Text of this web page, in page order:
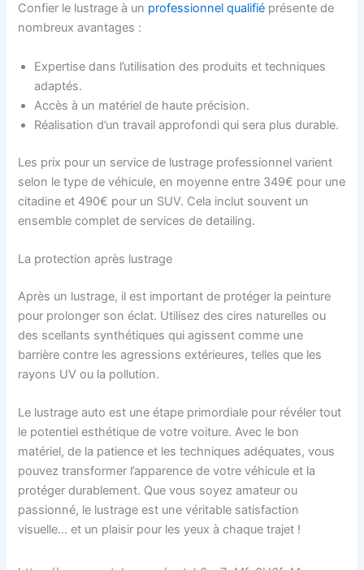
Confier le lustrage à un professionnel qualifié présente de
nombreux avantages :
Expertise dans l’utilisation des produits et techniques
adaptés.
Accès à un matériel de haute précision.
Réalisation d’un travail approfondi qui sera plus durable.
Les prix pour un service de lustrage professionnel varient
selon le type de véhicule, en moyenne entre 349€ pour une
citadine et 490€ pour un SUV. Cela inclut souvent un
ensemble complet de services de detailing.
La protection après lustrage
Après un lustrage, il est important de protéger la peinture
pour prolonger son éclat. Utilisez des cires naturelles ou
des scellants synthétiques qui agissent comme une
barrière contre les agressions extérieures, telles que les
rayons UV ou la pollution.
Le lustrage auto est une étape primordiale pour révéler tout
le potentiel esthétique de votre voiture. Avec le bon
matériel, de la patience et les techniques adéquates, vous
pouvez transformer l’apparence de votre véhicule et la
protéger durablement. Que vous soyez amateur ou
passionné, le lustrage est une véritable satisfaction
visuelle… et un plaisir pour les yeux à chaque trajet !